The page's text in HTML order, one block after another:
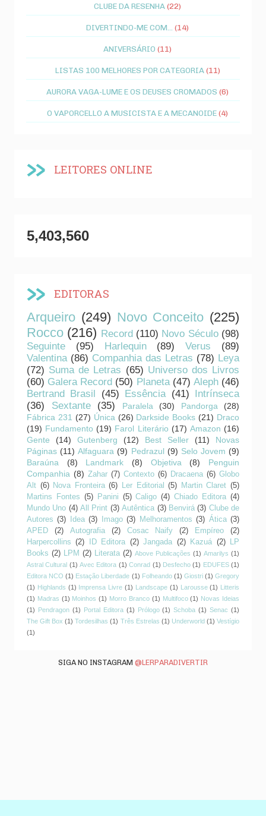
CLUBE DA RESENHA(22)
DIVERTINDO-ME COM... (14)
ANIVERSÁRIO (11)
LISTAS 100 MELHORES POR CATEGORIA (11)
AURORA VAGA-LUME E OS DEUSES CROMADOS (6)
O VAPORCELLO A MUSICISTA E A MECANOIDE(4)
LEITORES ONLINE
5,403,560
EDITORAS
Arqueiro (249) Novo Conceito (225)
Rocco (216) Record (110) Novo Século (98)
Seguinte
(95) Harlequin (89) Verus
(89)
Valentina (86) Companhia das Letras (78) Leya
(72) Suma de Letras (65) Universo dos Livros
(60) Galera Record (50) Planeta (47) Aleph (46)
Bertrand Brasil
(45) Essência (41) Intrínseca
(36)
Sextante (35) Paralela (30) Pandorga
(28)
Fábrica 231 (27) Única (26) Darkside Books (21) Draco
(19) Fundamento (19) Farol Literário (17) Amazon (16)
Gente
(14) Gutenberg (12) Best Seller (11)
Novas
Páginas (11) Alfaguara (9) Pedrazul (9) Selo Jovem (9)
Baraúna
(8) Landmark (8) Objetiva (8)
Penguin
Companhia (8) Zahar (7) Contexto (6) Dracaena (6) Globo
Alt (6) Nova Fronteira (6) Ler Editorial (5) Martin Claret (5)
Martins Fontes (5) Panini (5) Caligo (4) Chiado Editora (4)
Mundo Uno (4) All Print (3) Autêntica (3) Benvirá (3) Clube de
Autores (3) Idea (3) Imago (3) Melhoramentos (3) Ática (3)
APED
(2) Autografia (2) Cosac Naify (2) Empíreo
(2)
Harpercollins
(2) ID Editora (2) Jangada (2) Kazuá (2)
LP
Books (2) LPM (2) Literata (2) Above Publicações (1) Amarilys (1)
Astral Cultural (1) Avec Editora (1) Conrad (1) Desfecho (1) EDUFES (1)
Editora NCO (1) Estação Liberdade (1) Folheando (1) Giostri (1) Gregory
(1) Highlands (1) Imprensa Livre (1) Landscape (1) Larousse (1) Litteris
(1) Madras (1) Moinhos (1) Morro Branco (1) Multifoco (1) Novas Ideias
(1) Pendragon (1) Portal Editora (1) Prólogo (1) Schoba (1) Senac (1)
The Gift Box (1) Tordesilhas (1) Três Estrelas (1) Underworld (1) Vestígio
(1)
SIGA NO INSTAGRAM @LERPARADIVERTIR